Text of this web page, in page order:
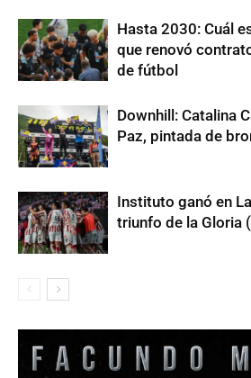
Hasta 2030: Cuál
que renovó
de fútbol
Downhill: Catalina
Paz, pintada de
Instituto ganó en
triunfo de la Gloria